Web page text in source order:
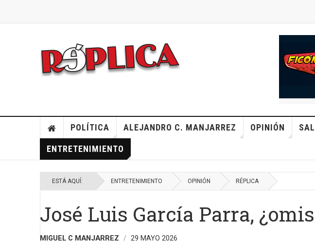
POLÍTICA ALEJANDRO C. MANJARREZ OPINIÓN
ENTRETENIMIENTO
ESTÁ AQUÍ: ENTRETENIMIENTO OPINIÓN RÉPLICA
José Luis García Parra,
MIGUEL C MANJARREZ 29 MAYO 2026